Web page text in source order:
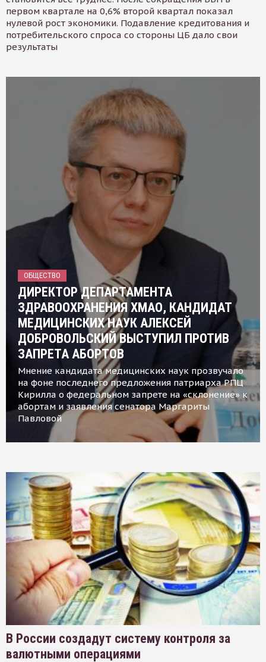
первом квартале на 0,6% второй квартал показал
нулевой рост экономики. Подавление кредитования и
потребительского спроса со стороны ЦБ дало свои
результаты
ОБЩЕСТВО
ДИРЕКТОР ДЕПАРТАМЕНТА
ЗДРАВООХРАНЕНИЯ ХМАО, КАНДИДАТ
МЕДИЦИНСКИХ НАУК АЛЕКСЕЙ
ДОБРОВОЛЬСКИЙ ВЫСТУПИЛ ПРОТИВ
ЗАПРЕТА АБОРТОВ
Мнение кандидата медицинских наук прозвучало
на фоне последнего предложения патриарха РПЦ
Кирилла о федеральном запрете на «склонение» к
абортам и заявления сенатора Маргариты
Павловой
В России создадут систему контроля за
валютными операциями